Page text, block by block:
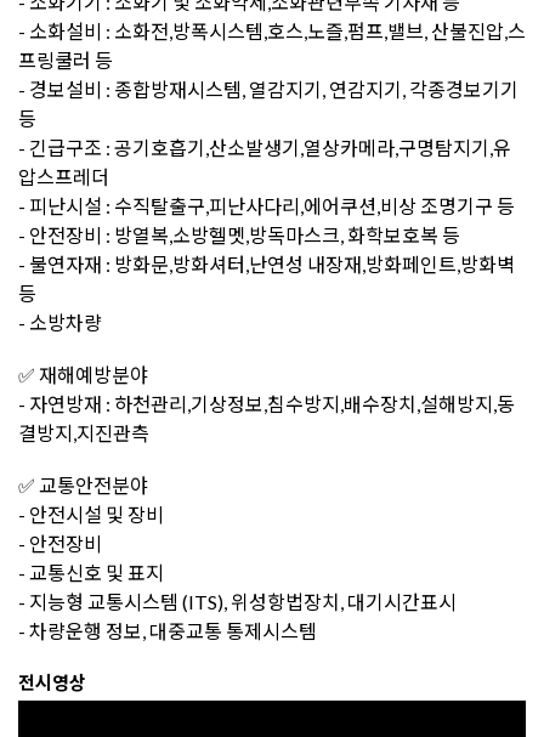
- 소화설비 : 소화전,방폭시스템,호스,노즐,펌프,밸브, 산불진압,스
프링쿨러 등
- 경보설비 : 종합방재시스템, 열감지기, 연감지기, 각종경보기기
등
- 긴급구조 : 공기호흡기,산소발생기,열상카메라,구명탐지기,유
압스프레더
- 피난시설 : 수직탈출구,피난사다리,에어쿠션,비상 조명기구 등
- 안전장비 : 방열복,소방헬멧,방독마스크, 화학보호복 등
- 불연자재 : 방화문,방화셔터,난연성 내장재,방화페인트,방화벽
등
- 소방차량
✅ 재해예방분야
- 자연방재 : 하천관리,기상정보,침수방지,배수장치,설해방지,동
결방지,지진관측
✅ 교통안전분야
- 안전시설 및 장비
- 안전장비
- 교통신호 및 표지
- 지능형 교통시스템 (ITS), 위성항법장치, 대기시간표시
- 차량운행 정보, 대중교통 통제시스템
전시영상